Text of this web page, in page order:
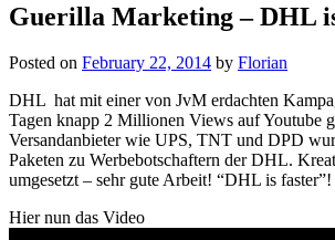
Guerilla Marketing – DHL
Posted on February 22, 2014 by Florian
DHL hat mit einer von JvM erdachten
Tagen knapp 2 Millionen Views auf Youtube
Versandanbieter wie UPS, TNT und DPD
Paketen zu Werbebotschaftern der DHL.
umgesetzt – sehr gute Arbeit! “DHL is faster”!
Hier nun das Video